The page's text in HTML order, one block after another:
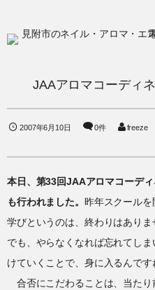
JAAアロマコーディ
2007年6月10日 0件 freeze
本日、第33回JAAアロマコーデ
も行われました。 昨年スクールを
学びというのは、終わりはあり
でも、やらなくなれば忘れてし
けていくことで、身に入るんです
合否にこだわることは、当たり